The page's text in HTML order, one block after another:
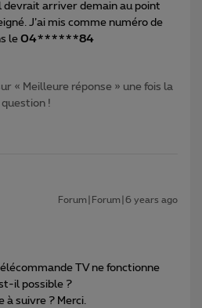
devrait arriver demain au point
J’ai mis comme numéro de
le 04******84
« Meilleure réponse » une fois la
!
Forum|Forum|6 years ago
TV ne fonctionne
il possible ?
à suivre ? Merci.